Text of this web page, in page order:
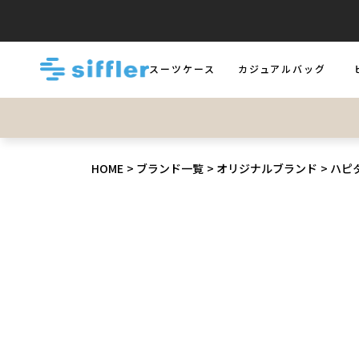
スーツケース
カジュアルバッグ
HOME ブランド一覧 オリジナルブランド ハピ